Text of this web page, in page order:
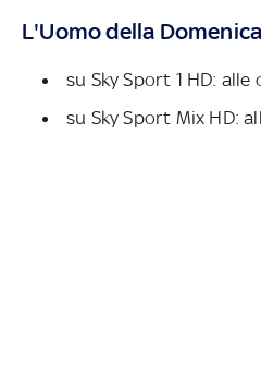
L'Uomo della
su Sky Sport 1 HD: alle
su Sky Sport Mix HD: